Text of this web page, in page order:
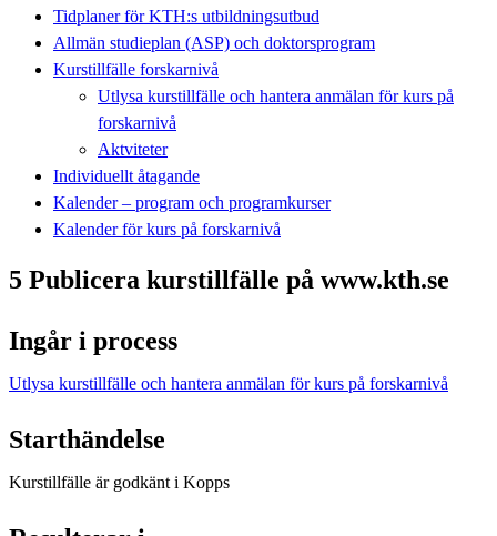
Tidplaner för KTH:s utbildningsutbud
Allmän studieplan (ASP) och doktorsprogram
Kurstillfälle forskarnivå
Utlysa kurstillfälle och hantera anmälan för kurs på
forskarnivå
Aktviteter
Individuellt åtagande
Kalender – program och programkurser
Kalender för kurs på forskarnivå
5 Publicera kurstillfälle på www.kth.se
Ingår i process
Utlysa kurstillfälle och hantera anmälan för kurs på forskarnivå
Starthändelse
Kurstillfälle är godkänt i Kopps